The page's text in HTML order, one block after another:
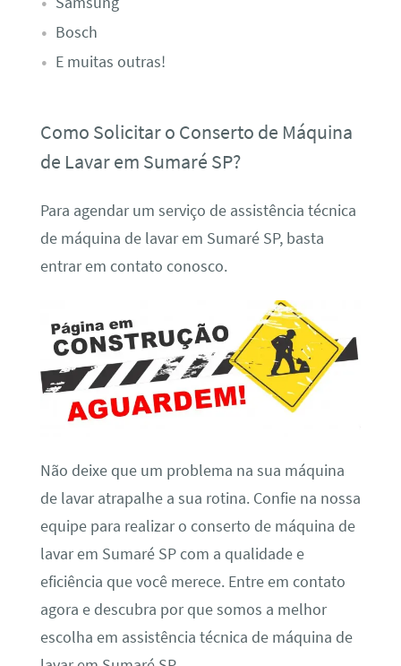
Bosch
E muitas outras!
Como Solicitar o Conserto de Máquina
de Lavar em Sumaré SP?
Para agendar um serviço de assistência técnica
de máquina de lavar em Sumaré SP, basta
entrar em contato conosco.
Não deixe que um problema na sua máquina
de lavar atrapalhe a sua rotina. Confie na nossa
equipe para realizar o conserto de máquina de
lavar em Sumaré SP com a qualidade e
eficiência que você merece. Entre em contato
agora e descubra por que somos a melhor
escolha em assistência técnica de máquina de